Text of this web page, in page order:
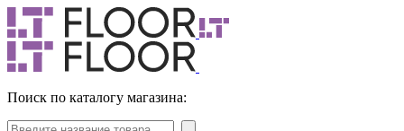
Поиск по каталогу магазина: